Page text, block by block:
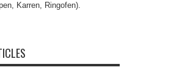
Karren, Ringofen).